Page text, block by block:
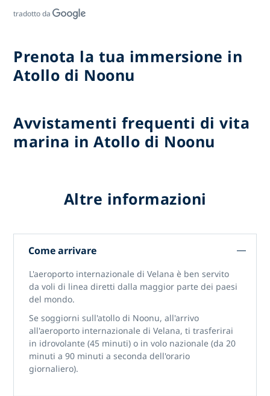
tradotto da
Prenota la tua immersione in
Atollo di Noonu
Avvistamenti frequenti di vita
marina in Atollo di Noonu
Altre informazioni
Come arrivare
L'aeroporto internazionale di Velana è ben servito
da voli di linea diretti dalla maggior parte dei paesi
del mondo.
Se soggiorni sull'atollo di Noonu, all'arrivo
all'aeroporto internazionale di Velana, ti trasferirai
in idrovolante (45 minuti) o in volo nazionale (da 20
minuti a 90 minuti a seconda dell'orario
giornaliero).